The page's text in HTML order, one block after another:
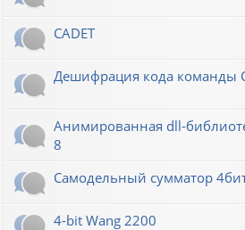
CADET
Дешифрация кода команды
Анимированная dll-
8
Самодельный сумматор
4-bit Wang 2200